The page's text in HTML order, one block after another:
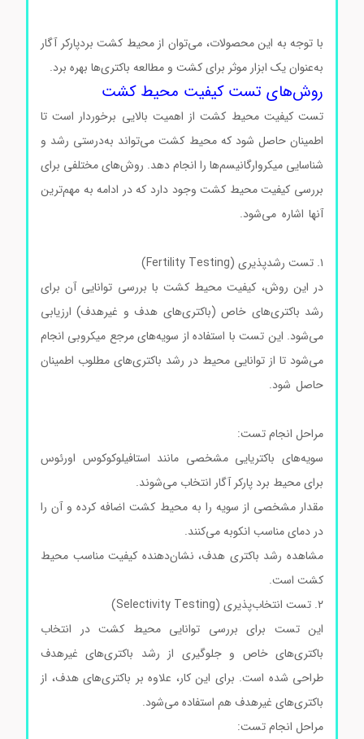
با توجه به این محصولات، می‌توان از محیط کشت بردپارکر آگار
به‌عنوان یک ابزار موثر برای کشت و مطالعه باکتری‌ها بهره برد.
روش‌های تست کیفیت محیط کشت
تست کیفیت محیط کشت از اهمیت بالایی برخوردار است تا
اطمینان حاصل شود که محیط کشت می‌تواند به‌درستی رشد و
شناسایی میکروارگانیسم‌ها را انجام دهد. روش‌های مختلفی برای
بررسی کیفیت محیط کشت وجود دارد که در ادامه به مهم‌ترین
آنها اشاره می‌شود.
در این روش، کیفیت محیط کشت با بررسی توانایی آن برای
رشد باکتری‌های خاص (باکتری‌های هدف و غیرهدف) ارزیابی
می‌شود. این تست با استفاده از سویه‌های مرجع میکروبی انجام
می‌شود تا از توانایی محیط در رشد باکتری‌های مطلوب اطمینان
حاصل شود.
مراحل انجام تست:
سویه‌های باکتریایی مشخصی مانند استافیلوکوکوس اورئوس
برای محیط برد پارکر آگار انتخاب می‌شوند.
مقدار مشخصی از سویه را به محیط کشت اضافه کرده و آن را
در دمای مناسب انکوبه می‌کنند.
مشاهده رشد باکتری هدف، نشان‌دهنده کیفیت مناسب محیط
کشت است.محیط کشت بردپارکرآگار کد105406
این تست برای بررسی توانایی محیط کشت در انتخاب
باکتری‌های خاص و جلوگیری از رشد باکتری‌های غیرهدف
طراحی شده است. برای این کار، علاوه بر باکتری‌های هدف، از
باکتری‌های غیرهدف هم استفاده می‌شود.
مراحل انجام تست: